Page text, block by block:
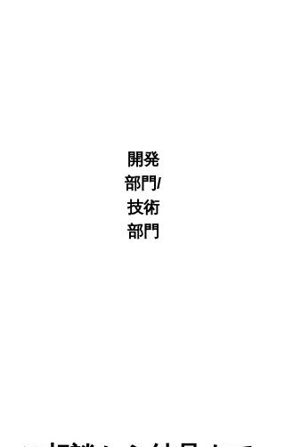
開発
部門/
技術
部門